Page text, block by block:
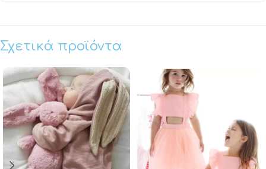
Σχετικά προϊόντα